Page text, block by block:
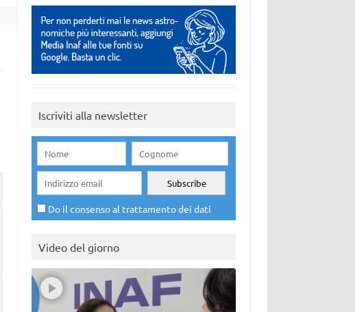
Iscriviti alla newsletter
Do il consenso al trattamento dei dati
Video del giorno